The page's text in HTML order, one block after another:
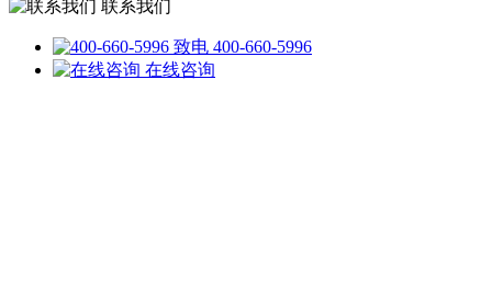
联系我们
致电 400-660-5996
在线咨询